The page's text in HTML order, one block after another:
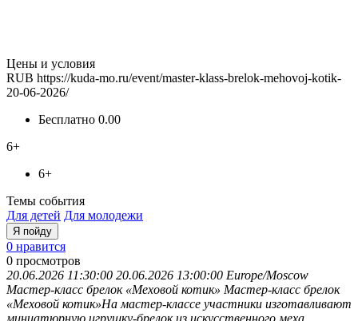
Цены и условия
RUB https://kuda-mo.ru/event/master-klass-brelok-mehovoj-kotik-
20-06-2026/
Бесплатно 0.00
6+
6+
Темы события
Для детей Для молодежи
Я пойду
0 нравится
0 просмотров
20.06.2026 11:30:00 20.06.2026 13:00:00 Europe/Moscow
Мастер-класс брелок «Меховой котик» Мастер-класс брелок
«Меховой котик»На мастер-классе участники изготавливают
миниатюрную игрушку-брелок из искусственного меха.